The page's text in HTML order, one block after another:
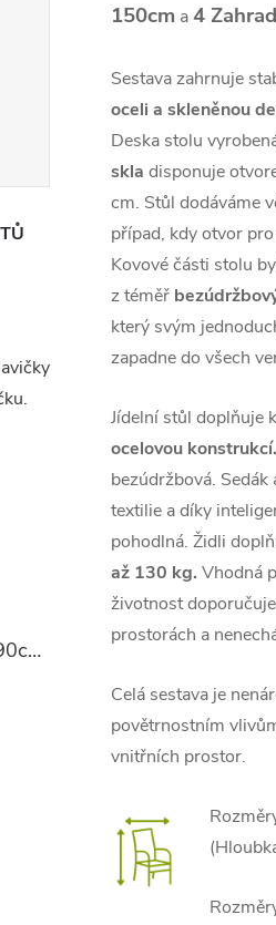
Zahradní jídelní set Viking XL 190cm + 8x kovová židle Ramada
150cm a4
Sestava zahrnuje
oceli a skleněnou
Deska stolu
skla disponuje
cm. Stůl dodáváme
případ, kdy otvor
Kovové části stolu
z téměř
který svým
zapadne do všech
Jídelní stůl doplňuje
ocelovou konstrukcí.
bezúdržbová.
textilie a díky
pohodlná. Židli
až 130 kg. Vhodná
životnost
prostorách a
Celá sestava je
povětrnostním
vnitřních prostor.